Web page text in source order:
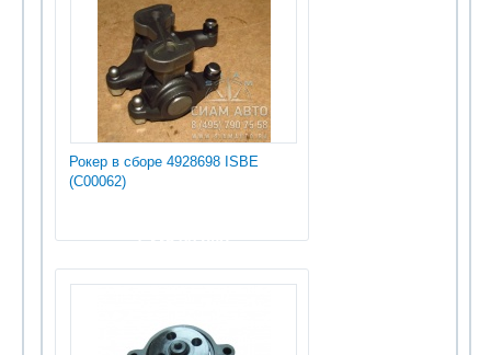
Рокер в сборе 4928698 ISBE
(С00062)
1 335.00 руб